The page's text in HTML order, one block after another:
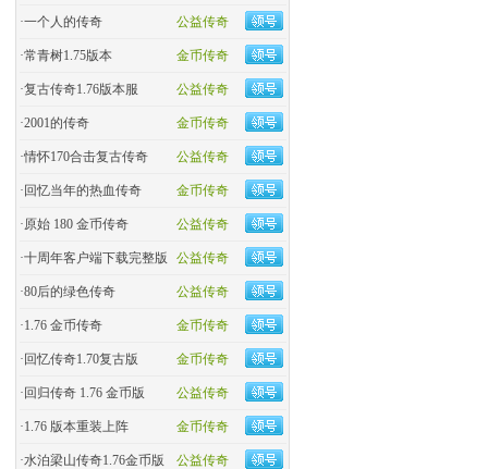
公益传奇
·一个人的传奇
金币传奇
·常青树1.75版本
公益传奇
·复古传奇1.76版本服
金币传奇
·2001的传奇
公益传奇
·情怀170合击复古传奇
金币传奇
· 回忆当年的热血传奇
公益传奇
·原始 180 金币传奇
公益传奇
·十周年客户端下载完整版
公益传奇
·80后的绿色传奇
金币传奇
·1.76 金币传奇
金币传奇
· 回忆传奇1.70复古版
公益传奇
· 回归传奇 1.76 金币版
金币传奇
·1.76 版本重装上阵
公益传奇
·水泊梁山传奇1.76金币版